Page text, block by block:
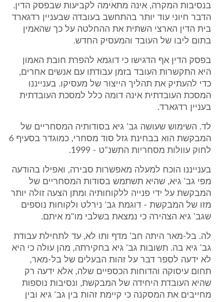
בנסיבות המקרה, אינה מתאימה לקביעות שבפסק הדין.
הדבר חיוני עוד יותר בהתחשב בעובדה שבעניין רדגארד
בית הדין הארצי השתית את ההחלטה על כך שהאמין
בתום ליבו של העובד והמעסיק החדש.
בפסק הדין אף הדגישו כי דוגמא להפרת חובת האמון
היא התקשרות העובד בזמן עבודתו עם אנשים אחרים,
כדי להעתיק את תהליך הייצור של מעסיקו. בענייננו
המסכת העובדתית אינה דומה כלל למסכת העובדתית
בעניין רדגארד.
לד. השימוש שעושה גב' גיא בסודותיה המסחריים של
המבקשת הוא בבחינת גזל סוד מסחרי, כמוגדר בסעיף 6
לחוק עוולות מסחריות התשנ"ט - 1999.
בענייננו הוכח למעלה מאפשרות סבירה, ואפילו בהודעה
מפי גב' גיא, שהיא תשתמש בסודות המסחריים של
המבקשת על ידי פנייה ללקוחותיה ומתן הצעה זולה יותר
מזו של המבקשת - דוגמת גב' נירלט ולקוחות נוספים
שגב' גיא הצהירה כי נמצאת בשלבי מו"מ איתם.
לה. בל-מאר היתה חב' מדף ותו לא, עד לתחילת עבודת
גב' גיא בה. תשובות גב' גיא בחקירתה, מהן עולה כי היא
לא ידעה לספר דבר על זהות הבעלים של בל-מאר,
תחום עיסוקה והדוחות הכספיים שלה, אלא ידעה רק
שהיא העובדת היחידה של המבקשת, ונסיבות נוספות
מחייבים את המסקנה כי קיימת זהות בין גב' גיא ובין